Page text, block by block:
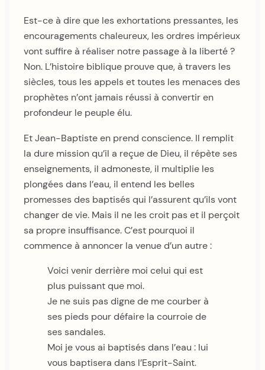
Est-ce à dire que les exhortations pressantes, les
encouragements chaleureux, les ordres impérieux
vont suffire à réaliser notre passage à la liberté ?
Non. L’histoire biblique prouve que, à travers les
siècles, tous les appels et toutes les menaces des
prophètes n’ont jamais réussi à convertir en
profondeur le peuple élu.
Et Jean-Baptiste en prend conscience. Il remplit
la dure mission qu’il a reçue de Dieu, il répète ses
enseignements, il admoneste, il multiplie les
plongées dans l’eau, il entend les belles
promesses des baptisés qui l’assurent qu’ils vont
changer de vie. Mais il ne les croit pas et il perçoit
sa propre insuffisance. C’est pourquoi il
commence à annoncer la venue d’un autre :
Voici venir derrière moi celui qui est
plus puissant que moi.
Je ne suis pas digne de me courber à
ses pieds pour défaire la courroie de
ses sandales.
Moi je vous ai baptisés dans l’eau : lui
vous baptisera dans l’Esprit-Saint.